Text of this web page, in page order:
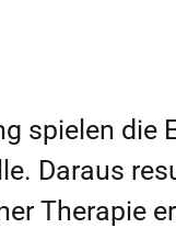
spielen die
Daraus
Therapie